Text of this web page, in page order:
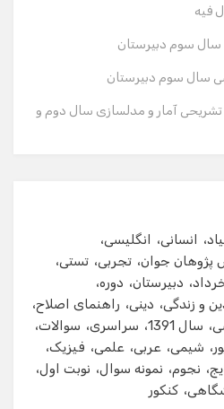
فیه
سال سوم دبیرستان
سال سوم دبیرستان
تشریحی آمار و مدلسازی سال دوم و
انسانی
انگلیسی
پژوهان جوان تجربی تستی
دبیرستان
دوره
و زندگی دینی
راهنمای اصلاح
سال 1391 سراسری
سوالات
شیمی عربی علمی
فیزیک
نجوم نمونه سوال
نوبت اول
کنکور